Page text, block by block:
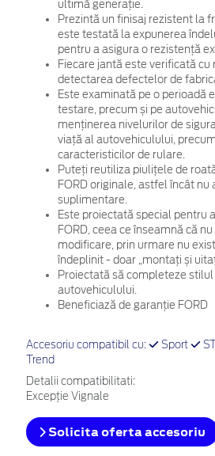
ultimă generație.
Prezintă un finisaj rezistent la
este testată la expunerea
pentru a asigura o rezistență
Fiecare jantă este verificată cu
detectarea defectelor de
Este examinată pe o perioadă
testare, precum și pe
menținerea nivelurilor de
viață al autovehiculului,
caracteristicilor de rulare.
Puteți reutiliza piulițele de
FORD originale, astfel încât nu
suplimentare.
Este proiectată special pentru
FORD, ceea ce înseamnă că
modificare, prin urmare nu
îndeplinit - doar „montați și
Proiectată să completeze
autovehiculului.
Beneficiază de garanție FORD
Accesoriu compatibil cu: Sport
Trend
Detalii compatibilitati:
Excepție Vignale
Solicita oferta accesoriu